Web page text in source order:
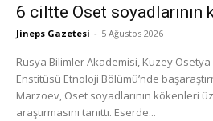
6 ciltte Oset soyadlarının
Jineps Gazetesi - 5 Ağustos 2026
Rusya Bilimler Akademisi, Kuzey
Enstitüsü Etnoloji Bölümü’nde
Marzoev, Oset soyadlarının kökenleri
araştırmasını tanıttı. Eserde...